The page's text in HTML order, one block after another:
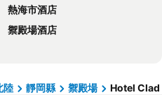
熱海市酒店
禦殿場酒店
陸 靜岡縣 禦殿場 Hotel Clad